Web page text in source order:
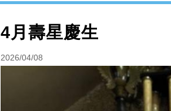
4月壽星慶生
2026/04/08